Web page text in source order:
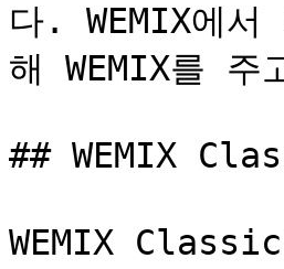
다. WEMIX에
해 WEMIX를
## WEMIX
WEMIX